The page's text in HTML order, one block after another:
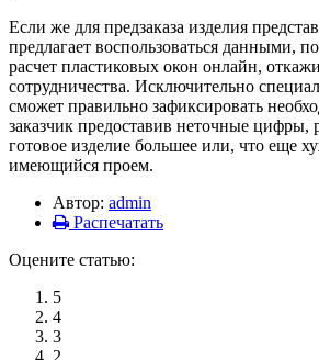
Если же для предзаказа изделия
предлагает воспользоваться данными,
расчет пластиковых окон онлайн,
сотрудничества. Исключительно
сможет правильно зафиксировать
заказчик предоставив неточные цифры,
готовое изделие большее или, что еще
имеющийся проем.
Автор: admin
Распечатать
Оцените статью:
5
4
3
2